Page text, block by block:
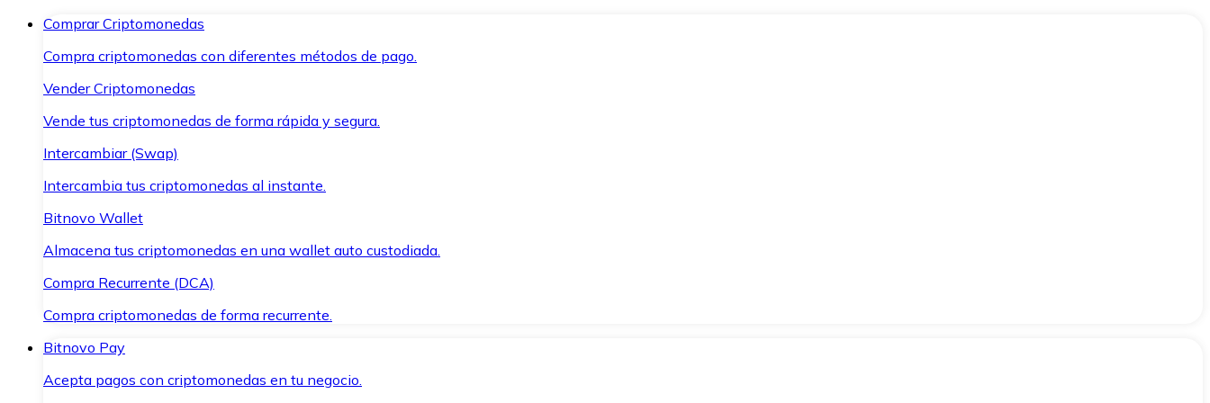
Comprar Criptomonedas
Compra criptomonedas con diferentes métodos de pago.
Vender Criptomonedas
Vende tus criptomonedas de forma rápida y segura.
Intercambiar (Swap)
Intercambia tus criptomonedas al instante.
Bitnovo Wallet
Almacena tus criptomonedas en una wallet auto custodiada.
Compra Recurrente (DCA)
Compra criptomonedas de forma recurrente.
Bitnovo Pay
Acepta pagos con criptomonedas en tu negocio.